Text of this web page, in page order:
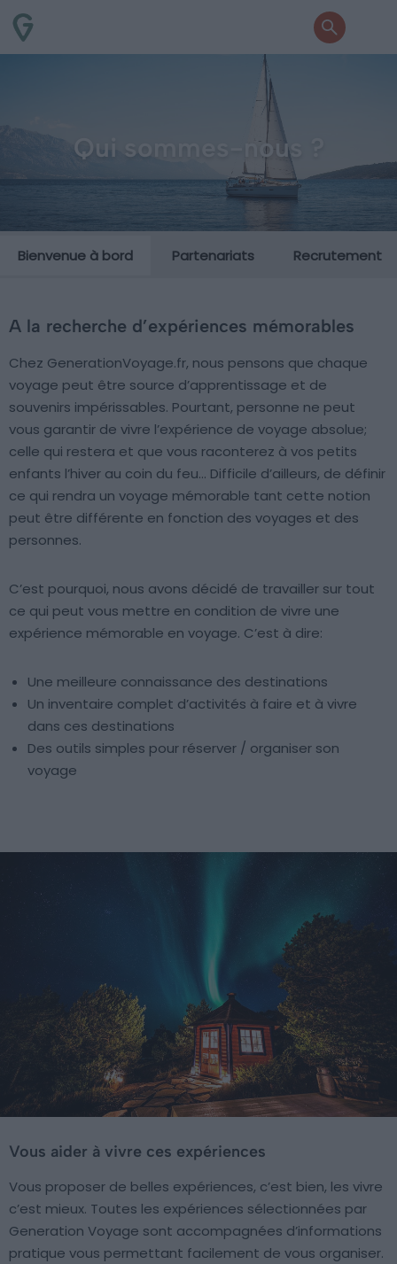
Qui sommes-nous ?
Bienvenue à bord Partenariats Recrutement
A la recherche d’expériences mémorables
Chez GenerationVoyage.fr, nous pensons que chaque
voyage peut être source d’apprentissage et de
souvenirs impérissables. Pourtant, personne ne peut
vous garantir de vivre l’expérience de voyage absolue;
celle qui restera et que vous raconterez à vos petits
enfants l’hiver au coin du feu… Difficile d’ailleurs, de définir
ce qui rendra un voyage mémorable tant cette notion
peut être différente en fonction des voyages et des
personnes.
C’est pourquoi, nous avons décidé de travailler sur tout
ce qui peut vous mettre en condition de vivre une
expérience mémorable en voyage. C’est à dire:
Une meilleure connaissance des destinations
Un inventaire complet d’activités à faire et à vivre
dans ces destinations
Des outils simples pour réserver / organiser son
voyage
Vous aider à vivre ces expériences
Vous proposer de belles expériences, c’est bien, les vivre
c’est mieux. Toutes les expériences sélectionnées par
Generation Voyage sont accompagnées d’informations
pratique vous permettant facilement de vous organiser.